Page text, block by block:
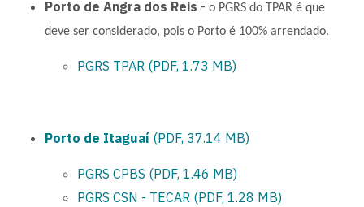
Porto de Angra dos Reis - o PGRS do TPAR é que
deve ser considerado, pois o Porto é 100% arrendado.
PGRS TPAR (PDF, 1.73 MB)
Porto de Itaguaí (PDF, 37.14 MB)
PGRS CPBS (PDF, 1.46 MB)
PGRS CSN - TECAR (PDF, 1.28 MB)